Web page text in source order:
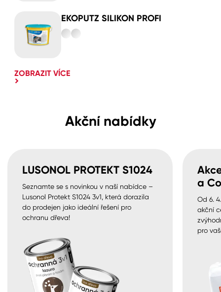
EKOPUTZ SILIKON PROFI
ZOBRAZIT VÍCE
Akční nabídky
LUSONOL PROTEKT S1024
Seznamte se s novinkou v naší nabídce –
Lusonol Protekt S1024 3v1, která dorazila
do prodejen jako ideální řešení pro
ochranu dřeva!
a
Od 6.
akční
pro